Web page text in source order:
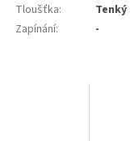
Tloušťka:
Tenký
Zapínání: -